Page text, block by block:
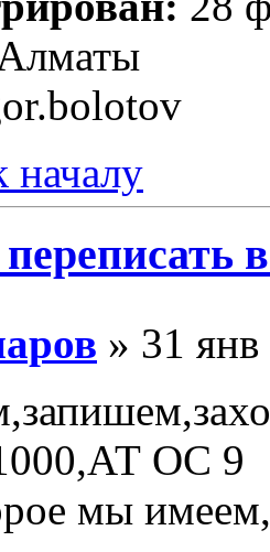
началу
» 31
ОС 9
мы